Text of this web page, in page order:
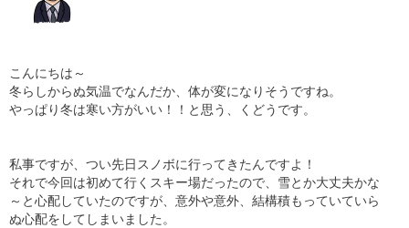
こんにちは～
冬らしからぬ気温でなんだか、体が変になりそうですね。
やっぱり冬は寒い方がいい！！と思う、くどうです。
私事ですが、つい先日スノボに行ってきたんですよ！
それで今回は初めて行くスキー場だったので、雪とか大丈夫かな
～と心配していたのですが、意外や意外、結構積もっていていら
ぬ心配をしてしまいました。